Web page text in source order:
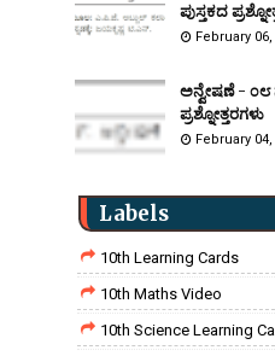
ಪುಸ್ತಕದ
February 06,
ಅನ್ವೇಷಣೆ - ೦೮
ಪ್ರಶ್ನೋತ್ತರಗಳು
February 04,
Labels
10th Learning Cards
10th Maths Video
10th Science Learning